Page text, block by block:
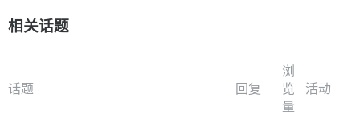
相关话题
话题 回复
浏
览
量
活动